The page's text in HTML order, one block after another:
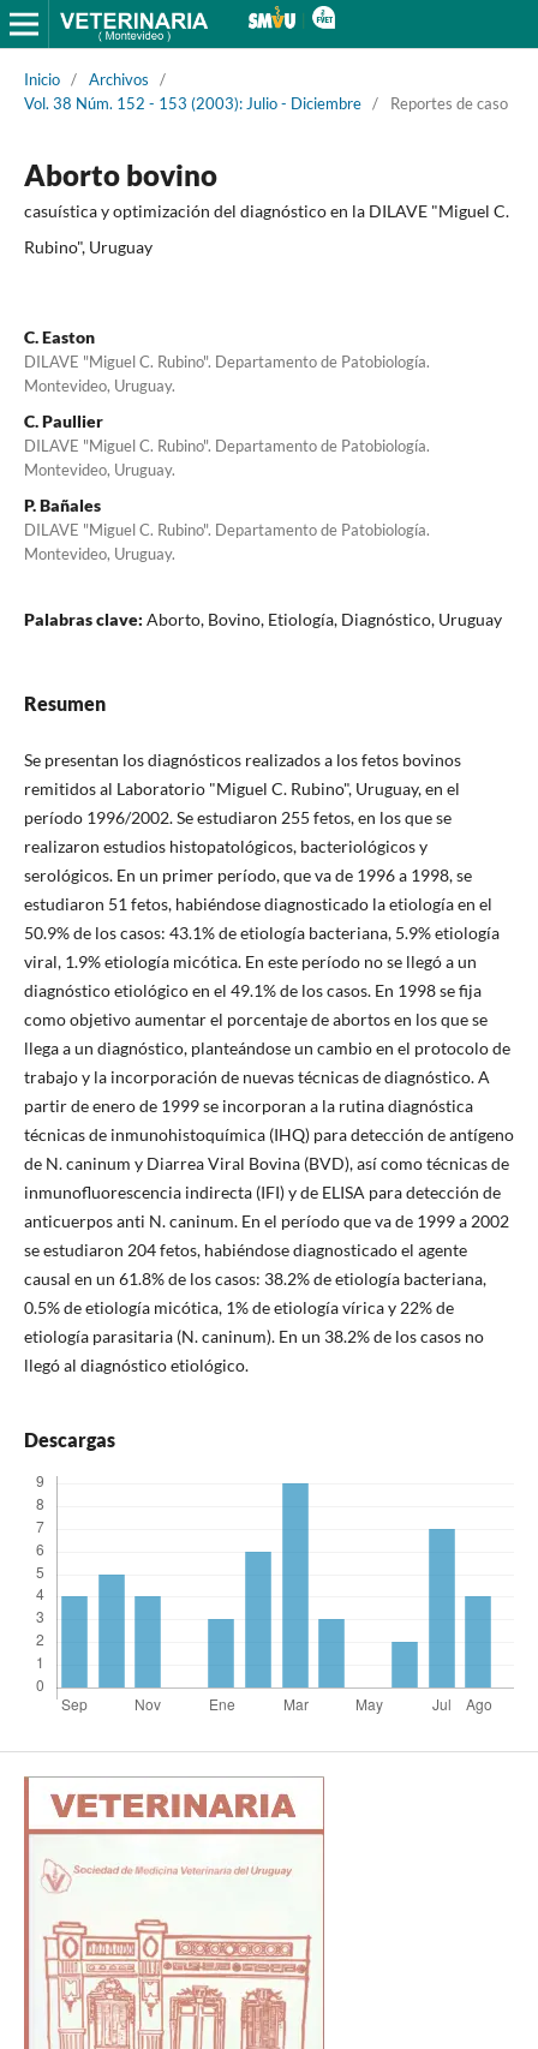
Inicio / Archivos
/
Vol. 38 Núm. 152 - 153 (2003): Julio - Diciembre / Reportes de caso
Aborto bovino
casuística y optimización del diagnóstico en la DILAVE "Miguel C.
Rubino", Uruguay
C. Easton
DILAVE "Miguel C. Rubino". Departamento de Patobiología.
Montevideo, Uruguay.
C. Paullier
DILAVE "Miguel C. Rubino". Departamento de Patobiología.
Montevideo, Uruguay.
P. Bañales
DILAVE "Miguel C. Rubino". Departamento de Patobiología.
Montevideo, Uruguay.
Palabras clave: Aborto, Bovino, Etiología, Diagnóstico, Uruguay
Resumen
Se presentan los diagnósticos realizados a los fetos bovinos
remitidos al Laboratorio "Miguel C. Rubino", Uruguay, en el
período 1996/2002. Se estudiaron 255 fetos, en los que se
realizaron estudios histopatológicos, bacteriológicos y
serológicos. En un primer período, que va de 1996 a 1998, se
estudiaron 51 fetos, habiéndose diagnosticado la etiología en el
50.9% de los casos: 43.1% de etiología bacteriana, 5.9% etiología
viral, 1.9% etiología micótica. En este período no se llegó a un
diagnóstico etiológico en el 49.1% de los casos. En 1998 se fija
como objetivo aumentar el porcentaje de abortos en los que se
llega a un diagnóstico, planteándose un cambio en el protocolo de
trabajo y la incorporación de nuevas técnicas de diagnóstico. A
partir de enero de 1999 se incorporan a la rutina diagnóstica
técnicas de inmunohistoquímica (IHQ) para detección de antígeno
de N. caninum y Diarrea Viral Bovina (BVD), así como técnicas de
inmunofluorescencia indirecta (IFI) y de ELISA para detección de
anticuerpos anti N. caninum. En el período que va de 1999 a 2002
se estudiaron 204 fetos, habiéndose diagnosticado el agente
causal en un 61.8% de los casos: 38.2% de etiología bacteriana,
0.5% de etiología micótica, 1% de etiología vírica y 22% de
etiología parasitaria (N. caninum). En un 38.2% de los casos no
llegó al diagnóstico etiológico.
Descargas